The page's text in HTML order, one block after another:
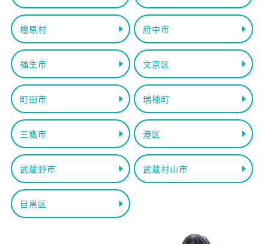
檜原村 府中市
福生市 文京区
町田市 瑞穂町
三鷹市 港区
武蔵野市 武蔵村山市
目黒区